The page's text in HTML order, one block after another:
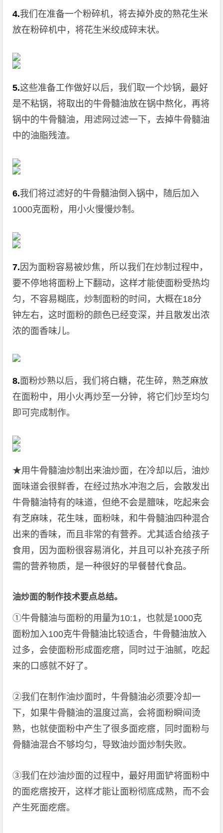
4.我们在准备一个粉碎机，将去掉外皮的熟花生米
放在粉碎机中，将花生米绞成碎末状。
5.这些准备工作做好以后，我们取一个炒锅，最好
是不粘锅，将取出的牛骨髓油放在锅中熬化，再将
锅中的牛骨髓油，用滤网过滤一下，去掉牛骨髓油
中的油脂残渣。
6.我们将过滤好的牛骨髓油倒入锅中，随后加入
1000克面粉，用小火慢慢炒制。
7. 因为面粉容易被炒焦，所以我们在炒制过程中，
要不停地将面粉上下翻动，这样才能使面粉受热均
匀，不容易糊底，炒制面粉的时间，大概在18分
钟左右，这时面粉的颜色已经变深，并且散发出浓
浓的面香味儿。
8.面粉炒熟以后，我们将白糖，花生碎，熟芝麻放
在面粉中，用小火再炒至一分钟，将它们炒至均匀
即可完成制作。
★用牛骨髓油炒制出来油炒面，在冷却以后，油炒
面味道会很鲜香，在经过热水冲泡之后，会散发出
牛骨髓油特有的味道，但绝不会是膻味，吃起来会
有芝麻味，花生味，面粉味，和牛骨髓油四种混合
出来的香味，而且非常的有营养。尤其适合给孩子
食用，因为面粉很容易消化，并且可以补充孩子所
需的营养物质，是一种很好的早餐替代食品。
油炒面的制作技术要点总结。
①牛骨髓油与面粉的用量为10:1，也就是1000克
面粉加入100克牛骨髓油比较适合，牛骨髓油放入
过多，会使面粉形成面疙瘩，同时过于油腻，吃起
来的口感就不好了。
②我们在制作油炒面时，牛骨髓油必须要冷却一
下，如果牛骨髓油的温度过高，会将面粉瞬间烫
熟，也就使面粉中产生了很多面疙瘩，同时面粉与
骨髓油混合不够均匀，导致油炒面炒制失败。
③我们在炒油炒面的过程中，最好用面铲将面粉中
的面疙瘩按开，这样才能让面粉彻底成熟，而不会
产生死面疙瘩。